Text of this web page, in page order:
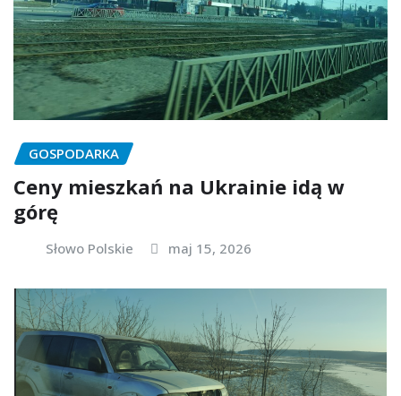
GOSPODARKA
Ceny mieszkań na Ukrainie idą w
górę
Słowo Polskie maj 15, 2026